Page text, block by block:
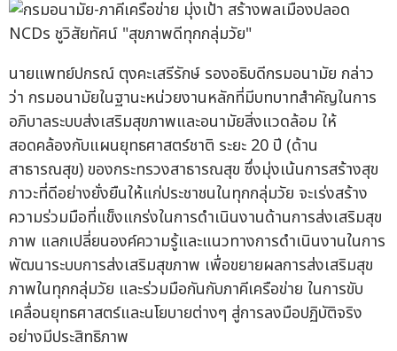
นายแพทย์ปกรณ์ ตุงคะเสรีรักษ์ รองอธิบดีกรมอนามัย กล่าว
ว่า กรมอนามัยในฐานะหน่วยงานหลักที่มีบทบาทสำคัญในการ
อภิบาลระบบส่งเสริมสุขภาพและอนามัยสิ่งแวดล้อม ให้
สอดคล้องกับแผนยุทธศาสตร์ชาติ ระยะ 20 ปี (ด้าน
สาธารณสุข) ของกระทรวงสาธารณสุข ซึ่งมุ่งเน้นการสร้างสุข
ภาวะที่ดีอย่างยั่งยืนให้แก่ประชาชนในทุกกลุ่มวัย จะเร่งสร้าง
ความร่วมมือที่แข็งแกร่งในการดำเนินงานด้านการส่งเสริมสุข
ภาพ แลกเปลี่ยนองค์ความรู้และแนวทางการดำเนินงานในการ
พัฒนาระบบการส่งเสริมสุขภาพ เพื่อขยายผลการส่งเสริมสุข
ภาพในทุกกลุ่มวัย และร่วมมือกันกับภาคีเครือข่าย ในการขับ
เคลื่อนยุทธศาสตร์และนโยบายต่างๆ สู่การลงมือปฏิบัติจริง
อย่างมีประสิทธิภาพ